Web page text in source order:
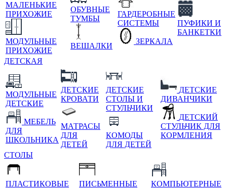
МАЛЕНЬКИЕ
ПРИХОЖИЕ
МОДУЛЬНЫЕ
ПРИХОЖИЕ
ОБУВНЫЕ
ТУМБЫ
ВЕШАЛКИ
ГАРДЕРОБНЫЕ
СИСТЕМЫ
ЗЕРКАЛА
ПУФИКИ И
БАНКЕТКИ
ДЕТСКАЯ
МОДУЛЬНЫЕ
ДЕТСКИЕ
МЕБЕЛЬ
ДЛЯ
ШКОЛЬНИКА
ДЕТСКИЕ
КРОВАТИ
МАТРАСЫ
ДЛЯ
ДЕТЕЙ
ДЕТСКИЕ
СТОЛЫ И
СТУЛЬЧИКИ
КОМОДЫ
ДЛЯ ДЕТЕЙ
ДЕТСКИЕ
ДИВАНЧИКИ
ДЕТСКИЙ
СТУЛЬЧИК ДЛЯ
КОРМЛЕНИЯ
СТОЛЫ
ПЛАСТИКОВЫЕ ПИСЬМЕННЫЕ КОМПЬЮТЕРНЫЕ